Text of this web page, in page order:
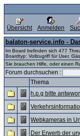
Übersicht Anmelden
balaton-service.info -
Im Board befinden sich 477
Boardtyp: Vollzugriff für User,
Sie brauchen Hilfe, oder einen
Forum durchsuchen :
Thema
h.p.g bitte
Webkameras in
Der Erwerb der